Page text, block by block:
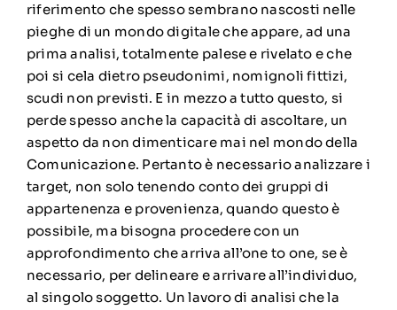
riferimento che spesso sembrano nascosti nelle
pieghe di un mondo digitale che appare, ad una
prima analisi, totalmente palese e rivelato e che
poi si cela dietro pseudonimi, nomignoli fittizi,
scudi non previsti. E in mezzo a tutto questo, si
perde spesso anche la capacità di ascoltare, un
aspetto da non dimenticare mai nel mondo della
Comunicazione. Pertanto è necessario analizzare i
target, non solo tenendo conto dei gruppi di
appartenenza e provenienza, quando questo è
possibile, ma bisogna procedere con un
approfondimento che arriva all’one to one, se è
necessario, per delineare e arrivare all’individuo,
al singolo soggetto. Un lavoro di analisi che la